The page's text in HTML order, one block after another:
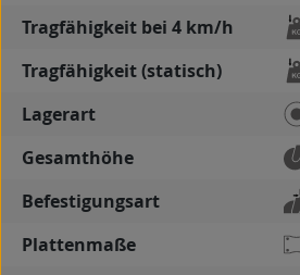
Tragfähigkeit bei 4 km/h
Tragfähigkeit (statisch)
Lagerart
Gesamthöhe
Befestigungsart
Plattenmaße